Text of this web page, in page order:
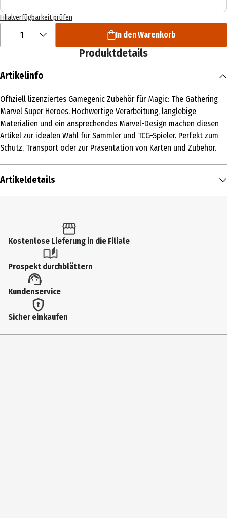
Filialverfügbarkeit prüfen
1 In den Warenkorb
Produktdetails
Artikelinfo
Offiziell lizenziertes Gamegenic Zubehör für Magic: The Gathering
Marvel Super Heroes. Hochwertige Verarbeitung, langlebige
Materialien und ein ansprechendes Marvel-Design machen diesen
Artikel zur idealen Wahl für Sammler und TCG-Spieler. Perfekt zum
Schutz, Transport oder zur Präsentation von Karten und Zubehör.
Artikeldetails
Produkttyp
Sammelkarten
Altersempfehlung ab
13 Jahre
Artikelnummer des Herstellers
Kostenlose Lieferung in die Filiale
Prospekt durchblättern
Kundenservice
Sicher einkaufen